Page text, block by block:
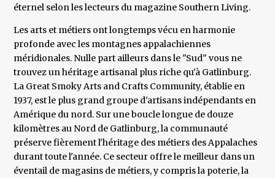
éternel selon les lecteurs du magazine Southern Living.
Les arts et métiers ont longtemps vécu en harmonie
profonde avec les montagnes appalachiennes
méridionales. Nulle part ailleurs dans le "Sud" vous ne
trouvez un héritage artisanal plus riche qu'à Gatlinburg.
La Great Smoky Arts and Crafts Community, établie en
1937, est le plus grand groupe d'artisans indépendants en
Amérique du nord. Sur une boucle longue de douze
kilomètres au Nord de Gatlinburg, la communauté
préserve fièrement l'héritage des métiers des Appalaches
durant toute l'année. Ce secteur offre le meilleur dans un
éventail de magasins de métiers, y compris la poterie, la